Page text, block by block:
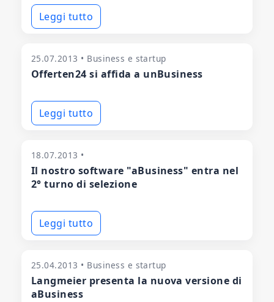
Leggi tutto
25.07.2013 • Business e startup
Offerten24 si affida a unBusiness
Leggi tutto
18.07.2013 •
Il nostro software "aBusiness" entra nel
2° turno di selezione
Leggi tutto
25.04.2013 • Business e startup
Langmeier presenta la nuova versione di
aBusiness